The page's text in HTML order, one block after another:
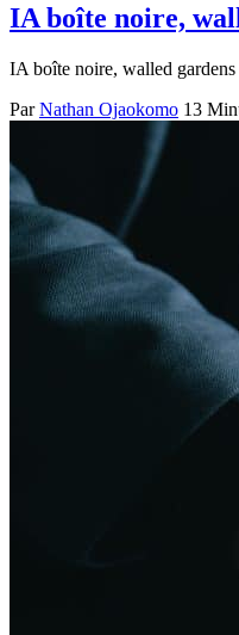
IA boîte noire,
IA boîte noire, walled
Par Nathan Ojaokomo 13